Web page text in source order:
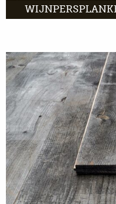
Barnwood eiken
boerderijen en